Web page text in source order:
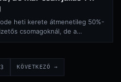
heti kerete átmenetileg 50%-
csomagoknál, de a
3 KÖVETKEZŐ →